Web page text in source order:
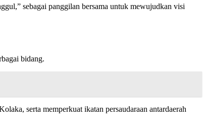
sebagai panggilan bersama untuk mewujudkan visi
bidang.
serta memperkuat ikatan persaudaraan antardaerah